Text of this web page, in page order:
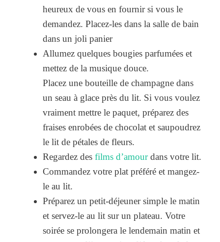
heureux de vous en fournir si vous le
demandez. Placez-les dans la salle de bain
dans un joli panier
Allumez quelques bougies parfumées et
mettez de la musique douce.
Placez une bouteille de champagne dans
un seau à glace près du lit. Si vous voulez
vraiment mettre le paquet, préparez des
fraises enrobées de chocolat et saupoudrez
le lit de pétales de fleurs.
Regardez des films d’amourdans votre lit.
Commandez votre plat préféré et mangez-
le au lit.
Préparez un petit-déjeuner simple le matin
et servez-le au lit sur un plateau. Votre
soirée se prolongera le lendemain matin et